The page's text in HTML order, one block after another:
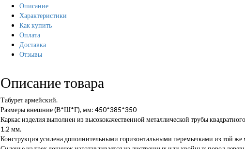
Описание
Характеристики
Как купить
Оплата
Доставка
Отзывы
Описание товара
Табурет армейский.
Размеры внешние (В*Ш*Г), мм: 450*385*350
Каркас изделия выполнен из высококачественной металлической трубы
1.2 мм.
Конструкция усилена дополнительными горизонтальными перемычками из той же